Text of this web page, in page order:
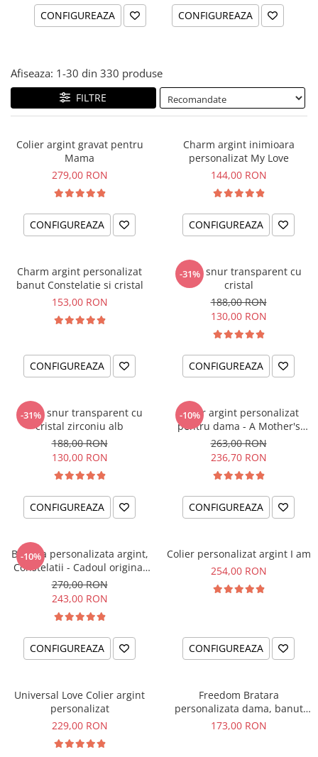
CONFIGUREAZA CONFIGUREAZA
Afiseaza: 1-30 din 330 produse
FILTRE
Colier argint gravat pentru
Mama
279,00 RON
CONFIGUREAZA
Charm argint inimioara
personalizat My Love
144,00 RON
CONFIGUREAZA
Charm argint personalizat
banut Constelatie si cristal
153,00 RON
CONFIGUREAZA
-31%
Colier snur transparent cu
cristal
188,00 RON
130,00 RON
CONFIGUREAZA
-31%
Colier snur transparent cu
cristal zirconiu alb
188,00 RON
130,00 RON
CONFIGUREAZA
-10%
Colier argint personalizat
pentru dama - A Mother's
Love
263,00 RON
236,70 RON
CONFIGUREAZA
-10%
Bratara personalizata argint,
Constelatii - Cadoul original
pentru sora sau prietena ta
270,00 RON
243,00 RON
CONFIGUREAZA
Colier personalizat argint I am
254,00 RON
CONFIGUREAZA
Universal Love Colier argint
personalizat
229,00 RON
Freedom Bratara
personalizata dama, banut
argint, snur reglabil
173,00 RON